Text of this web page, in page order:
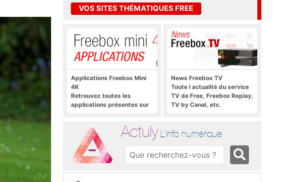
VOS SITES THÉMATIQUES FREE
Applications Freebox Mini
4K
Retrouvez toutes les
applications présentes sur
News Freebox TV
Toute l actualité du service
TV de Free, Freebox Replay,
TV by Canal, etc.
Actuly L'info numérique